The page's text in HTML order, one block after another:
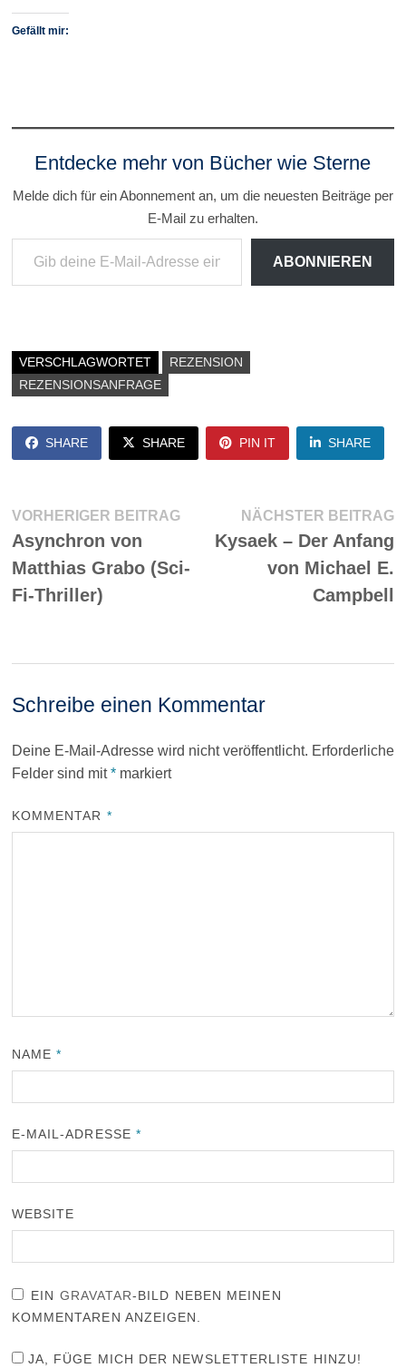
Gefällt mir:
Entdecke mehr von Bücher wie Sterne
Melde dich für ein Abonnement an, um die neuesten Beiträge per
E-Mail zu erhalten.
Gib deine E-Mail-Adresse ein ...
ABONNIEREN
VERSCHLAGWORTET
REZENSION
REZENSIONSANFRAGE
SHARE SHARE PIN IT SHARE
Beitragsnavigation
VORHERIGER BEITRAGVorheriger
Beitrag:
Asynchron von
Matthias Grabo (Sci-
Fi-Thriller)
NÄCHSTER BEITRAG
Kysaek – Der Anfang
von Michael E.
Campbell
Schreibe einen Kommentar
Deine E-Mail-Adresse wird nicht veröffentlicht. Erforderliche
Felder sind mit*markiert
KOMMENTAR *
NAME*
E-MAIL-ADRESSE *
WEBSITE
EIN GRAVATAR-BILD NEBEN MEINEN
KOMMENTAREN ANZEIGEN.
JA, FÜGE MICH DER NEWSLETTERLISTE HINZU!